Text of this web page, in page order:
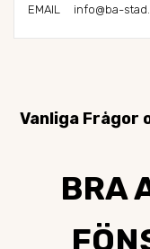
EMAIL
info@ba-
Vanliga
BRA